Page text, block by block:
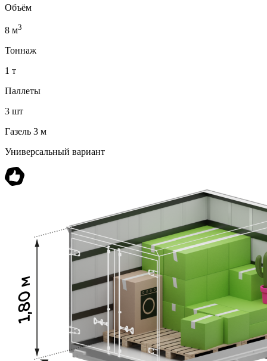
Объём
8 м3
Тоннаж
1 т
Паллеты
3 шт
Газель 3 м
Универсальный вариант